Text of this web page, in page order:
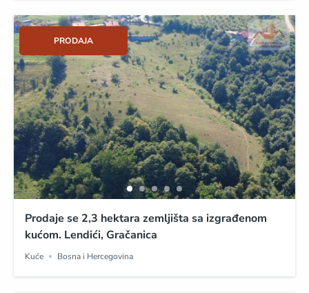
PRODAJA
Prodaje se 2,3 hektara zemljišta sa izgrađenom
kućom. Lendići, Gračanica
Kuće Bosna i Hercegovina